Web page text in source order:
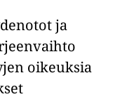
ja
oikeuksia